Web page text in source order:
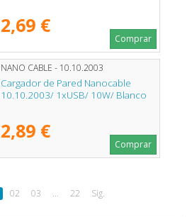
2,69 €
Comprar
NANO CABLE - 10.10.2003
Cargador de Pared Nanocable
10.10.2003/ 1xUSB/ 10W/ Blanco
2,89 €
Comprar
02 03 ... 22 Sig.